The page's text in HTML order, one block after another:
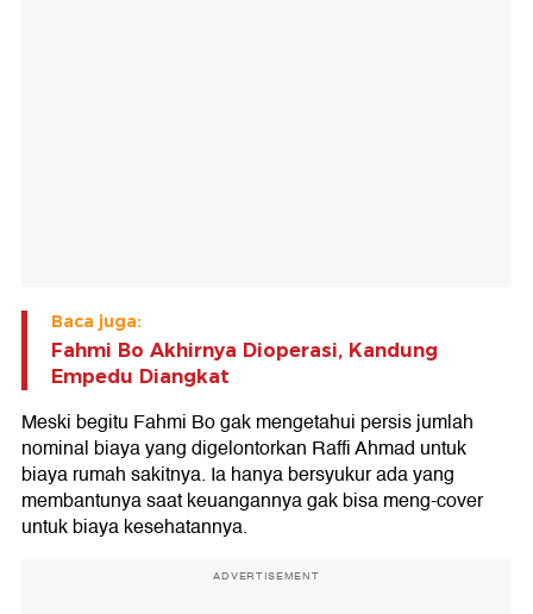
Baca juga:
Fahmi Bo Akhirnya Dioperasi, Kandung
Empedu Diangkat
Meski begitu Fahmi Bo gak mengetahui persis jumlah
nominal biaya yang digelontorkan Raffi Ahmad untuk
biaya rumah sakitnya. Ia hanya bersyukur ada yang
membantunya saat keuangannya gak bisa meng-cover
untuk biaya kesehatannya.
ADVERTISEMENT